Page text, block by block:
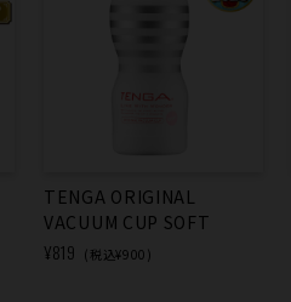
TENGA ORIGINAL
VACUUM CUP SOFT
¥819 (税込¥900)